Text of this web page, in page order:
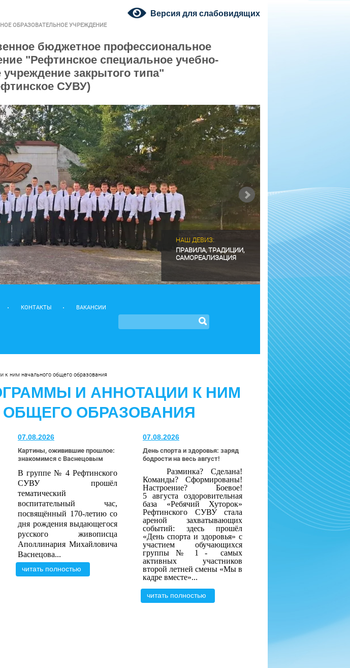
Версия для слабовидящих
ОБРАЗОВАТЕЛЬНОЕ УЧРЕЖДЕНИЕ
бюджетное профессиональное
"Рефтинское специальное учебно-
учреждение закрытого типа"
СУВУ)
НАШ ДЕВИЗ:
ПРАВИЛА, ТРАДИЦИИ,
САМОРЕАЛИЗАЦИЯ
КОНТАКТЫ ВАКАНСИИ
к ним начального общего образования
И АННОТАЦИИ К НИМ
ОБРАЗОВАНИЯ
07.08.2026
Картины, оживившие прошлое:
знакомимся с Васнецовым
В группе № 4 Рефтинского
СУВУ прошёл
тематический
воспитательный час,
посвящённый 170-летию со
дня рождения выдающегося
русского живописца
Аполлинария Михайловича
Васнецова...
читать полностью
07.08.2026
День спорта и здоровья: заряд
бодрости на весь август!
Разминка? Сделана!
Команды? Сформированы!
Настроение? Боевое!
5 августа оздоровительная
база «Ребячий Хуторок»
Рефтинского СУВУ стала
ареной захватывающих
событий: здесь прошёл
«День спорта и здоровья» с
участием обучающихся
группы № 1 - самых
активных участников
второй летней смены «Мы в
кадре вместе»...
читать полностью